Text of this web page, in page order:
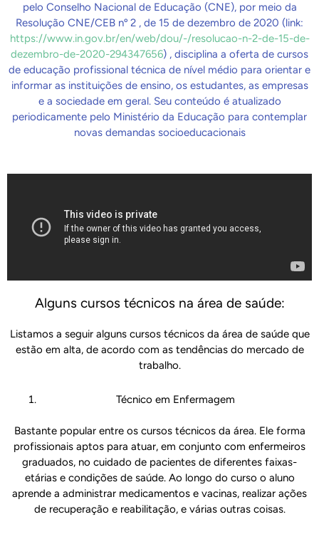
pelo Conselho Nacional de Educação (CNE), por meio da
Resolução CNE/CEB nº 2 , de 15 de dezembro de 2020 (link:
https://www.in.gov.br/en/web/dou/-/resolucao-n-2-de-15-de-
dezembro-de-2020-294347656) , disciplina a oferta de cursos
de educação profissional técnica de nível médio para orientar e
informar as instituições de ensino, os estudantes, as empresas
e a sociedade em geral. Seu conteúdo é atualizado
periodicamente pelo Ministério da Educação para contemplar
novas demandas socioeducacionais
Alguns cursos técnicos na área de saúde:
Listamos a seguir alguns cursos técnicos da área de saúde que
estão em alta, de acordo com as tendências do mercado de
trabalho.
Técnico em Enfermagem
Bastante popular entre os cursos técnicos da área. Ele forma
profissionais aptos para atuar, em conjunto com enfermeiros
graduados, no cuidado de pacientes de diferentes faixas-
etárias e condições de saúde. Ao longo do curso o aluno
aprende a administrar medicamentos e vacinas, realizar ações
de recuperação e reabilitação, e várias outras coisas.